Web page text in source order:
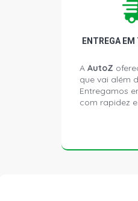
ENTREGA
A AutoZ
que vai além
Entregamos
com rapidez